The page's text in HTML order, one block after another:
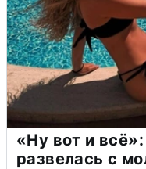
«Ну вот и
развелась с